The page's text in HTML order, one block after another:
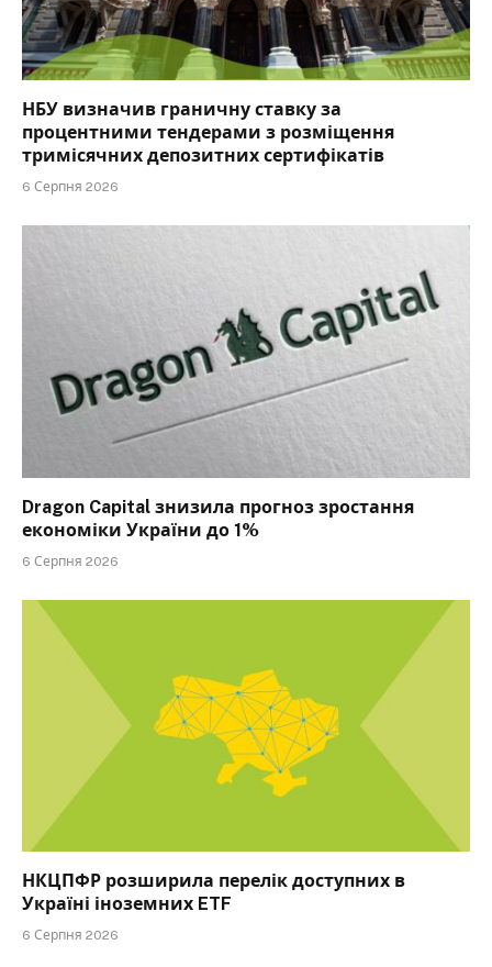
НБУ визначив граничну ставку за
процентними тендерами з розміщення
тримісячних депозитних сертифікатів
6 Серпня 2026
Dragon Capital знизила прогноз зростання
економіки України до 1%
6 Серпня 2026
НКЦПФР розширила перелік доступних в
Україні іноземних ETF
6 Серпня 2026